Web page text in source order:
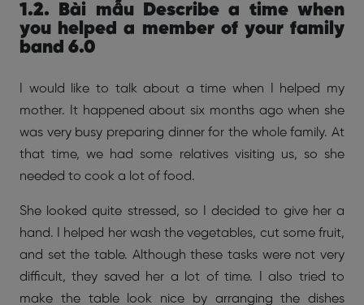
1.2. Bài mẫu Describe a time when
you helped a member of your family
band 6.0
I would like to talk about a time when I helped my
mother. It happened about six months ago when she
was very busy preparing dinner for the whole family. At
that time, we had some relatives visiting us, so she
needed to cook a lot of food.
She looked quite stressed, so I decided to give her a
hand. I helped her wash the vegetables, cut some fruit,
and set the table. Although these tasks were not very
difficult, they saved her a lot of time. I also tried to
make the table look nice by arranging the dishes